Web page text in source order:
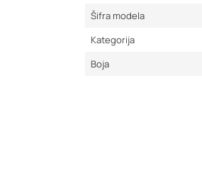
Šifra modela
Kategorija
Boja